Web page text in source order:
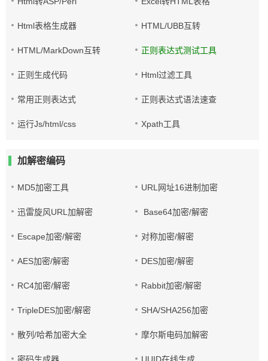
Html表格生成器 HTML/UBB互转
HTML/MarkDown互转 正则表达式测试工具
正则生成代码 Html过滤工具
常用正则表达式 正则表达式语法速查
运行Js/html/css Xpath工具
加解密编码
MD5加密工具 URL网址16进制加密
迅雷旋风URL加解密 Base64加密/解密
Escape加密/解密 对称加密/解密
AES加密/解密 DES加密/解密
RC4加密/解密 Rabbit加密/解密
TripleDES加密/解密 SHA/SHA256加密
散列/哈希加密大全 摩尔斯电码加解密